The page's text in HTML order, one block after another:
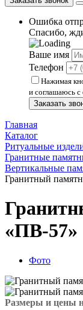
Ошибка
Спасибо,
Ваше имя
Телефон
Нажимая
и соглашаюсь
Заказать
Главная
Каталог
Ритуальные
Гранитные
Вертикальные
Гранитный
«ПВ-57»
Фото
Размеры и цены